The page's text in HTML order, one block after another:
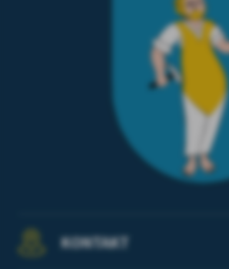
KONTAKT